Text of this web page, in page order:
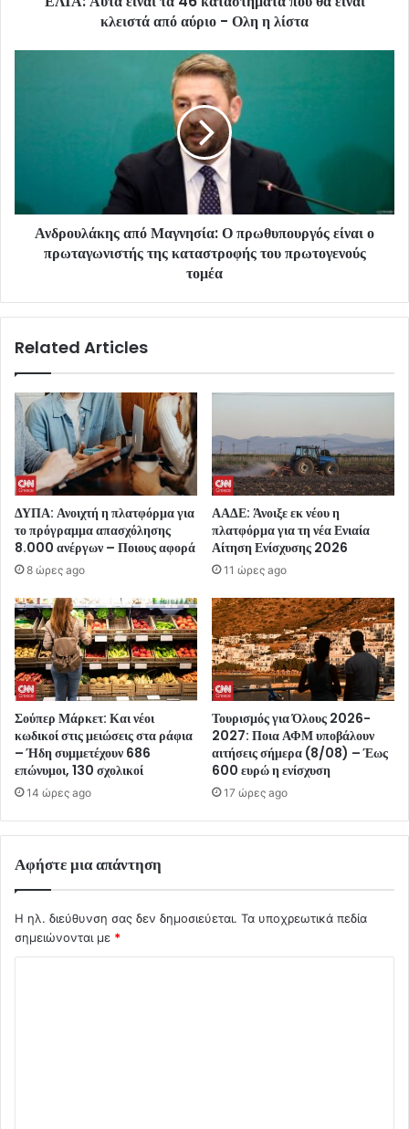
κλειστά από αύριο - Ολη η λίστα
Ανδρουλάκης από Μαγνησία: Ο πρωθυπουργός είναι ο
πρωταγωνιστής της καταστροφής του πρωτογενούς
τομέα
Related Articles
ΔΥΠΑ: Ανοιχτή η πλατφόρμα για
το πρόγραμμα απασχόλησης
8.000 ανέργων – Ποιους αφορά
8 ώρες ago
ΑΑΔΕ: Άνοιξε εκ νέου η
πλατφόρμα για τη νέα Ενιαία
Αίτηση Ενίσχυσης 2026
11 ώρες ago
Σούπερ Μάρκετ: Και νέοι
κωδικοί στις μειώσεις στα ράφια
– Ήδη συμμετέχουν 686
επώνυμοι, 130 σχολικοί
14 ώρες ago
Τουρισμός για Όλους 2026-
2027: Ποια ΑΦΜ υποβάλουν
αιτήσεις σήμερα (8/08) – Έως
600 ευρώ η ενίσχυση
17 ώρες ago
Αφήστε μια απάντηση
Η ηλ. διεύθυνση σας δεν δημοσιεύεται. Τα υποχρεωτικά πεδία
σημειώνονται με *